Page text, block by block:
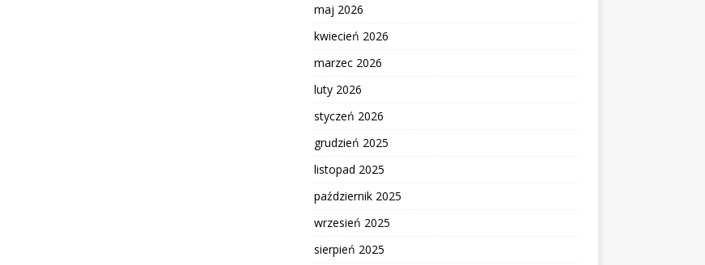
maj 2026
kwiecień 2026
marzec 2026
luty 2026
styczeń 2026
grudzień 2025
listopad 2025
październik 2025
wrzesień 2025
sierpień 2025